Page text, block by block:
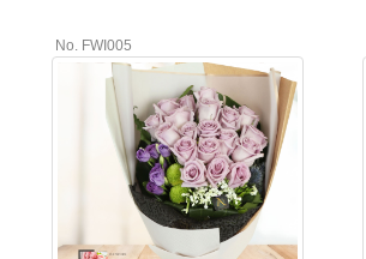
No. FWI005